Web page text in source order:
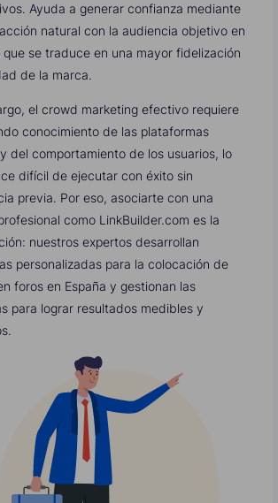
Ayuda a generar confianza mediante
natural con la audiencia objetivo en
que se traduce en una mayor fidelización
de la marca.
el crowd marketing efectivo requiere
conocimiento de las plataformas
del comportamiento de los usuarios, lo
difícil de ejecutar con éxito sin
previa. Por eso, asociarte con una
como LinkBuilder.com es la
nuestros expertos desarrollan
personalizadas para la colocación de
foros en España y gestionan las
para lograr resultados medibles y